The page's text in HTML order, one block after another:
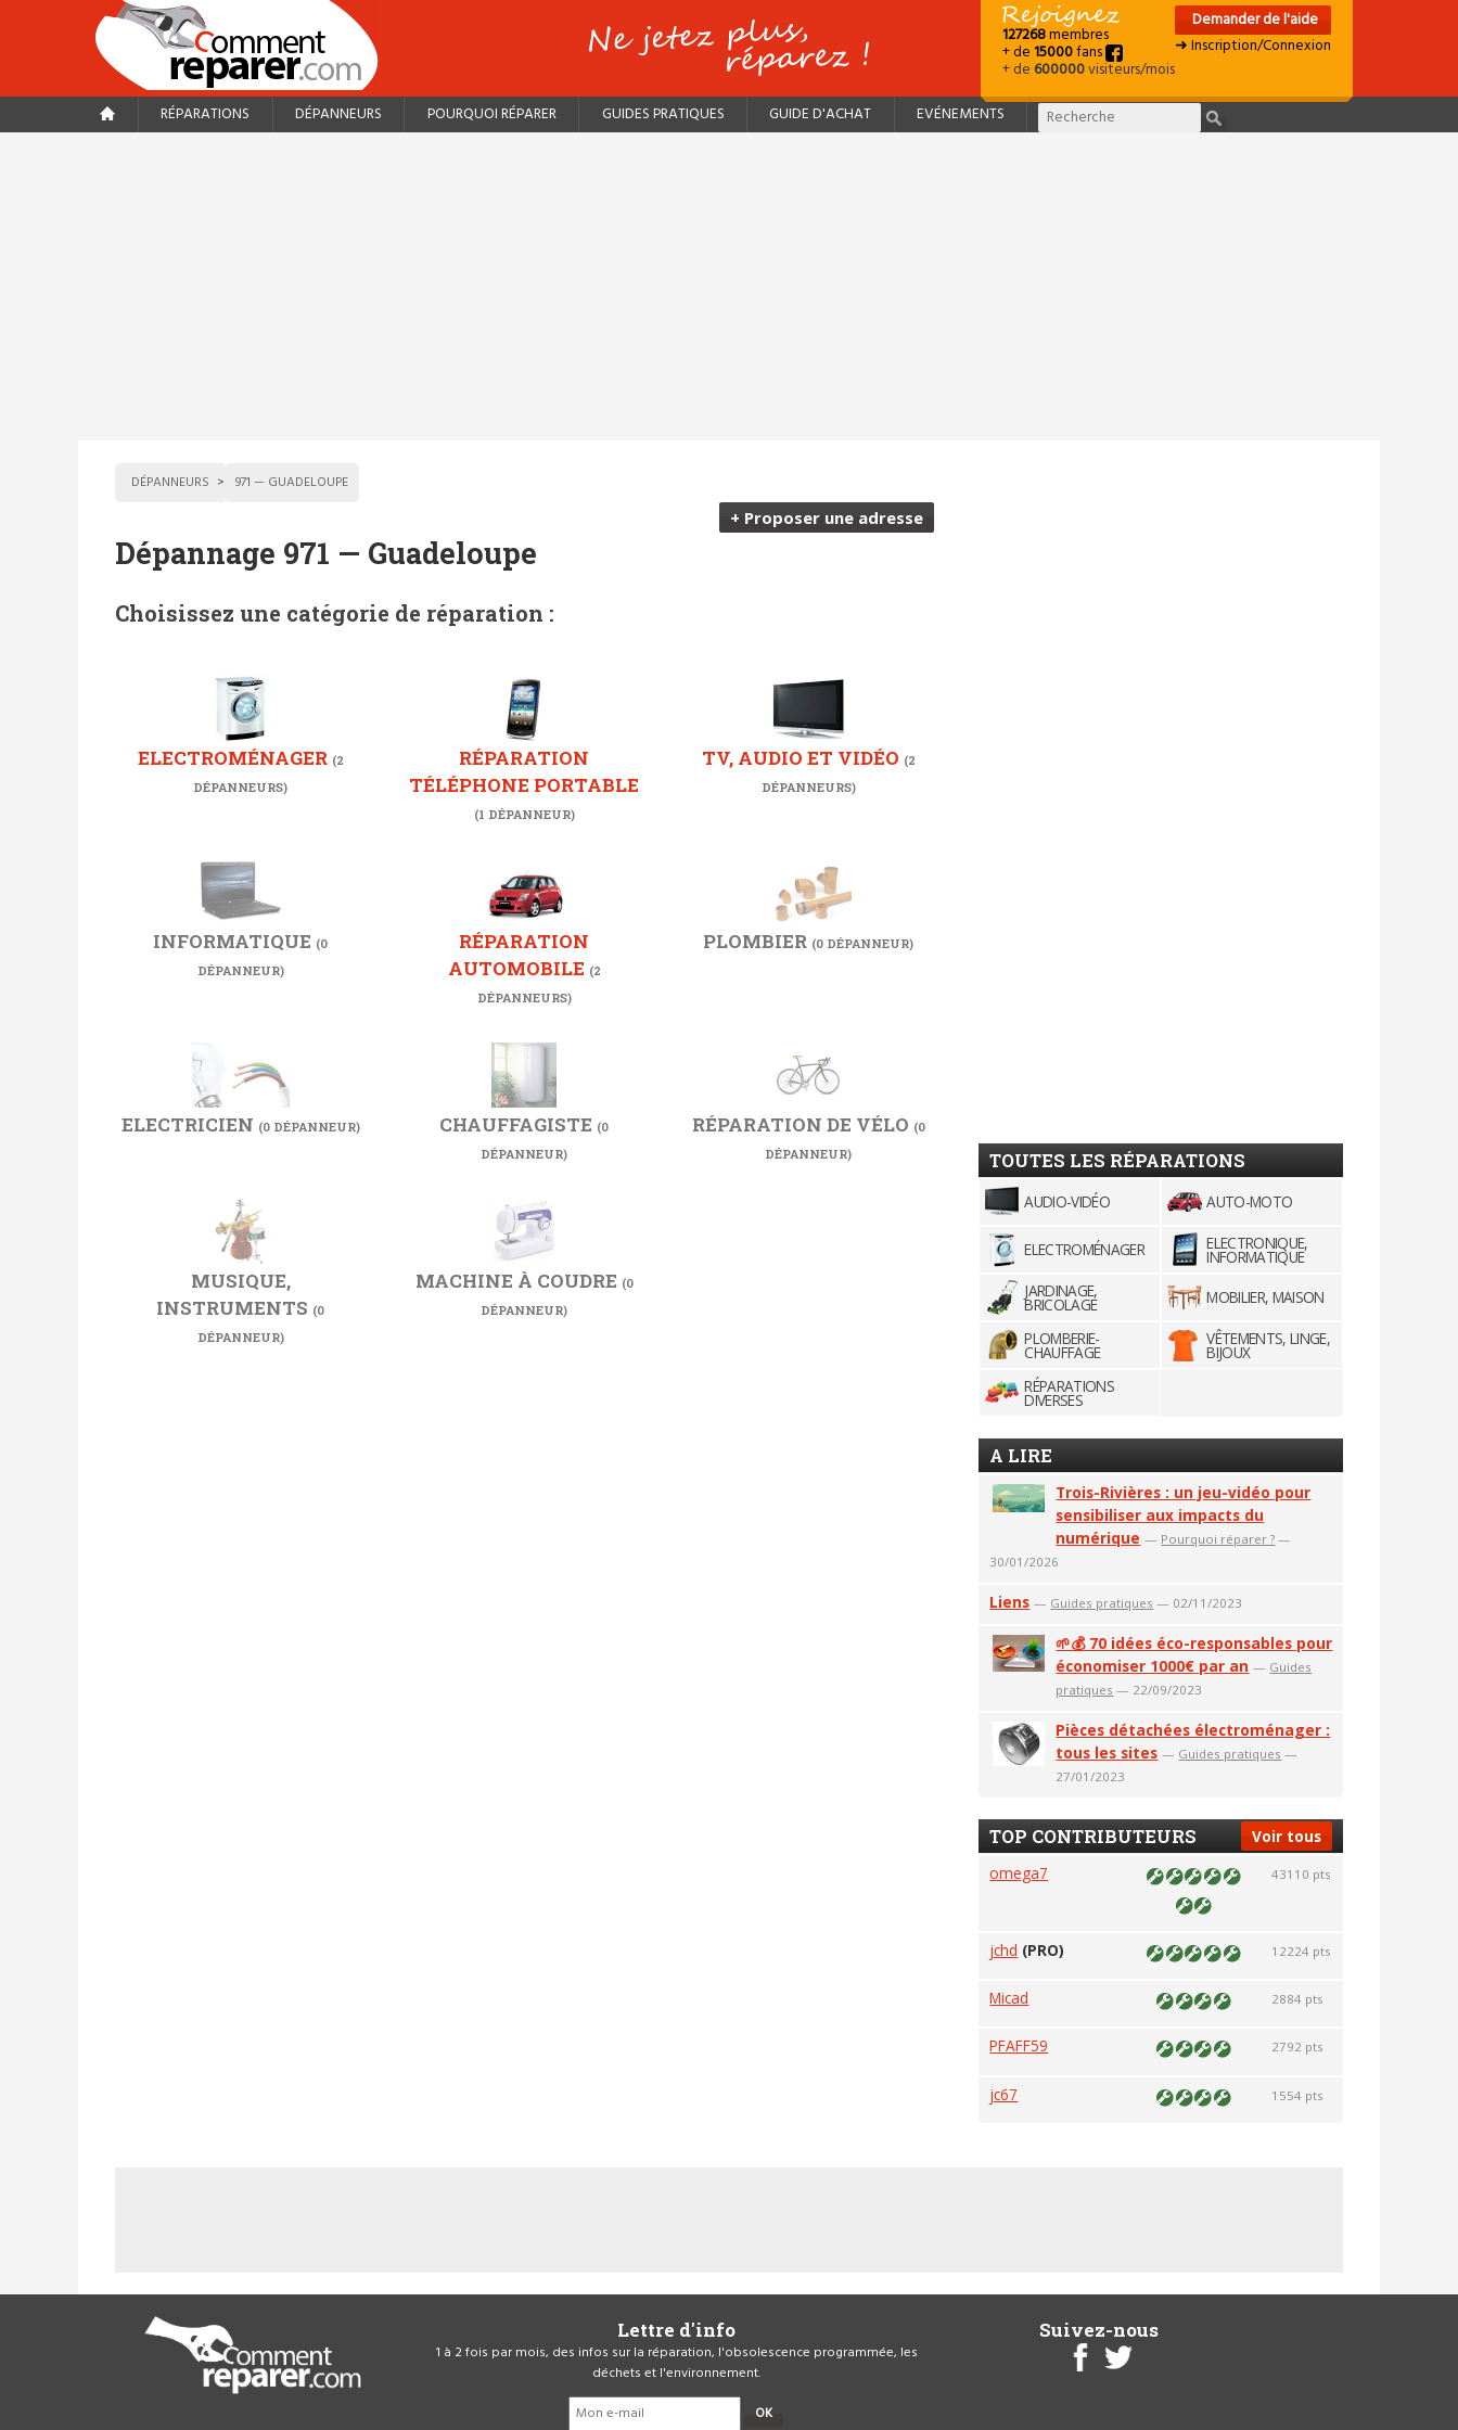
127268membres
+ de15000fans
+ de600000visiteurs/mois
Demander de l'aide
➜ Inscription/Connexion
RÉPARATIONS DÉPANNEURS POURQUOI RÉPARER GUIDES PRATIQUES GUIDE D'ACHAT EVÉNEMENTS
DÉPANNEURS
971 — GUADELOUPE
+ Proposer une adresse
Dépannage 971 — Guadeloupe
Choisissez une catégorie de réparation :
ELECTROMÉNAGER (2
DÉPANNEURS)
RÉPARATION
TÉLÉPHONE PORTABLE
(1 DÉPANNEUR)
TV, AUDIO ET VIDÉO (2
DÉPANNEURS)
INFORMATIQUE (0
DÉPANNEUR)
RÉPARATION
AUTOMOBILE (2
DÉPANNEURS)
PLOMBIER (0 DÉPANNEUR)
ELECTRICIEN (0 DÉPANNEUR) CHAUFFAGISTE (0
DÉPANNEUR)
RÉPARATION DE VÉLO (0
DÉPANNEUR)
MUSIQUE,
INSTRUMENTS (0
DÉPANNEUR)
MACHINE À COUDRE (0
DÉPANNEUR)
TOUTES LES RÉPARATIONS
AUDIO-VIDÉO AUTO-MOTO
ELECTROMÉNAGER ELECTRONIQUE,
INFORMATIQUE
JARDINAGE,
BRICOLAGE
MOBILIER, MAISON
PLOMBERIE-
CHAUFFAGE
VÊTEMENTS, LINGE,
BIJOUX
RÉPARATIONS
DIVERSES
A LIRE
Trois-Rivières : un jeu-vidéo pour
sensibiliser aux impacts du
numérique — Pourquoi réparer ? —
30/01/2026
Liens — Guides pratiques — 02/11/2023
🌱💰 70 idées éco-responsables pour
économiser 1000€ par an — Guides
pratiques — 22/09/2023
Pièces détachées électroménager :
tous les sites — Guides pratiques —
27/01/2023
Voir tous
TOP CONTRIBUTEURS
omega7 43110 pts
jchd (PRO) 12224 pts
Micad 2884 pts
PFAFF59 2792 pts
jc67 1554 pts
Lettre d'info
1 à 2 fois par mois, des infos sur la réparation, l'obsolescence programmée, les
déchets et l'environnement.
OK
Suivez-nous